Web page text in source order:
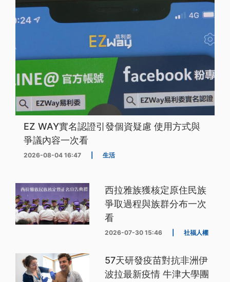
EZ WAY實名認證引發個資疑慮 使用方式與
爭議內容一次看
2026-08-04 16:47 生活
西拉雅族獲核定原住民族
爭取過程與族群分布一次
看
2026-07-30 15:46 社福人權
57天研發疫苗對抗非洲伊
波拉最新疫情 牛津大學團